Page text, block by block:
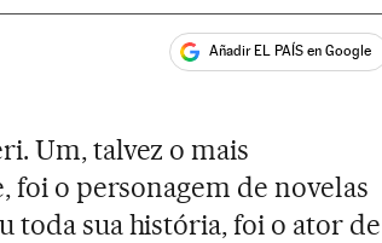
Añadir EL PAÍS en Google
Um, talvez o mais
foi o personagem de novelas
toda sua história, foi o ator de